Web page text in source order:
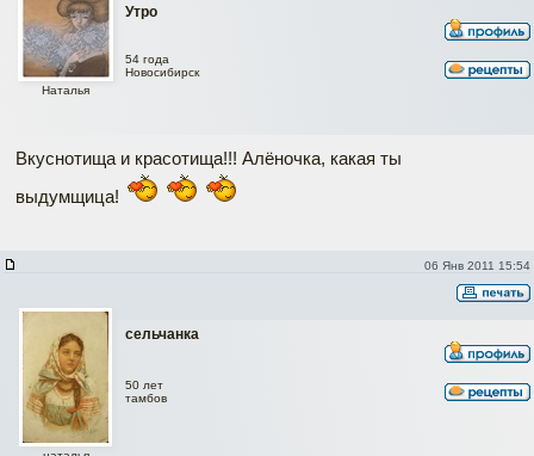
Утро
Наталья
54 года
Новосибирск
Вкуснотища и красотища!!! Алёночка, какая ты
выдумщица!
06 Янв 2011 15:54
сельчанка
50 лет
тамбов